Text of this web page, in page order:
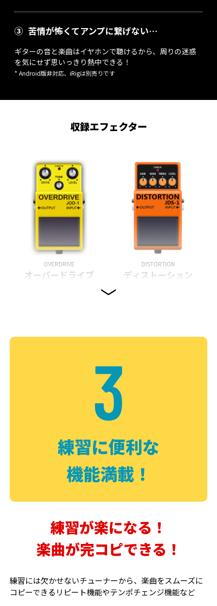
③ 苦情が怖くてアンプに繋げない…
ギターの音と楽曲はイヤホンで聴けるから、周りの迷惑
を気にせず思いっきり熱中できる！
* Android版非対応、iRigは別売りです
収録エフェクター
OVERDRIVE
オーバードライブ
DISTORTION
ディストーション
DELAY PHASER
3
練習に便利な
機能満載！
練習が楽になる！
楽曲が完コピできる！
練習には欠かせないチューナーから、楽曲をスムーズに
コピーできるリピート機能やテンポチェンジ機能など